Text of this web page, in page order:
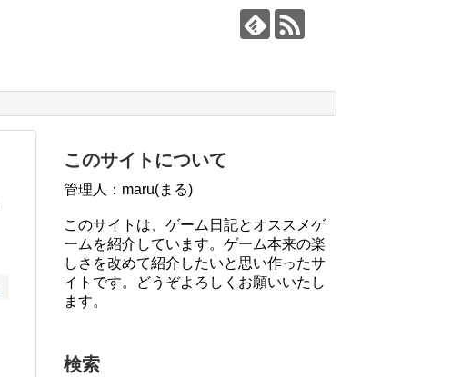
このサイトについて
管理人：maru(まる)
このサイトは、ゲーム日記とオススメゲ
ームを紹介しています。ゲーム本来の楽
しさを改めて紹介したいと思い作ったサ
イトです。どうぞよろしくお願いいたし
ます。
検索